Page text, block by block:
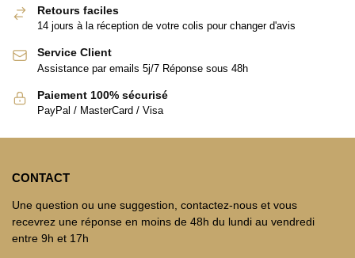
Retours faciles
14 jours à la réception de votre colis pour changer d'avis
Service Client
Assistance par emails 5j/7 Réponse sous 48h
Paiement 100% sécurisé
PayPal / MasterCard / Visa
CONTACT
Une question ou une suggestion, contactez-nous et vous
recevrez une réponse en moins de 48h du lundi au vendredi
entre 9h et 17h